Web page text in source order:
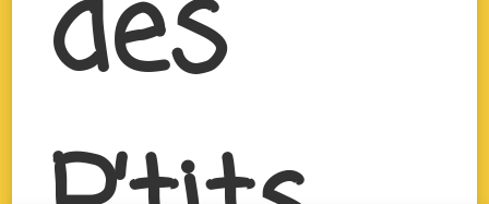
des